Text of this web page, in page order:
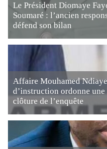
Le Président Diomaye
Soumaré : l’ancien
défend son bilan
Affaire Mouhamed
d’instruction ordonne
clôture de l’enquête